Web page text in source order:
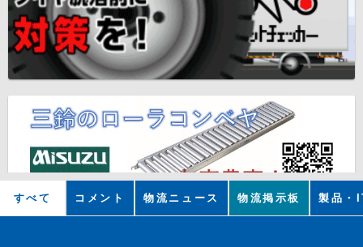
すべて コメント 物流ニュース 物流掲示板 製品・